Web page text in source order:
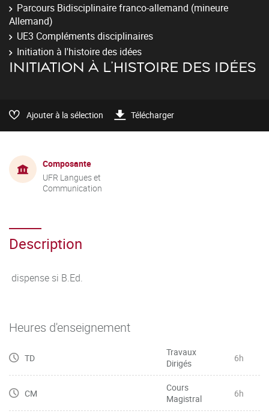
Parcours Bidisciplinaire franco-allemand (mineure
Allemand)
UE3 Compléments disciplinaires
Initiation à l'histoire des idées
INITIATION À L'HISTOIRE DES IDÉES
Ajouter à la sélection Télécharger
Composante
UFR Langues et
Communication
Description
dispense si B.Ed.
Heures d'enseignement
TD
Travaux
Dirigés
6h
CM
Cours
Magistral
6h